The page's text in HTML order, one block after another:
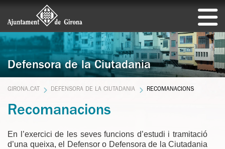
Defensora de la Ciutadania
GIRONA.CAT DEFENSORA DE LA CIUTADANIA RECOMANACIONS
Recomanacions
En l’exercici de les seves funcions d’estudi i tramitació
d’una queixa, el Defensor o Defensora de la Ciutadania